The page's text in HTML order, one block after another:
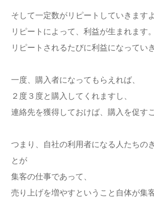
そして一定数がリピートしていきます
リピートによって、利益が生まれます。
リピートされるたびに利益になってい
一度、購入者になってもらえれば、
２度３度と購入してくれますし、
連絡先を獲得しておけば、購入を促す
つまり、自社の利用者になる人たちの
とが
集客の仕事であって、
売り上げを増やすということ自体が集